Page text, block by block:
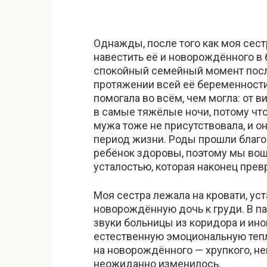
Однажды, после того как моя
навестить её и новорождённого в
спокойный семейный момент
протяжении всей её
помогала во всём, чем могла: от
в самые тяжёлые ночи, потому
мужа тоже не присутствовала, и
период жизни. Роды прошли
ребёнок здоровы, поэтому мы
усталостью, которая наконец
Моя сестра лежала на кровати,
новорождённую дочь к груди. В
звуки больницы из коридора и
естественную эмоциональную
на новорождённого — хрупкого,
неожиданно изменилось.